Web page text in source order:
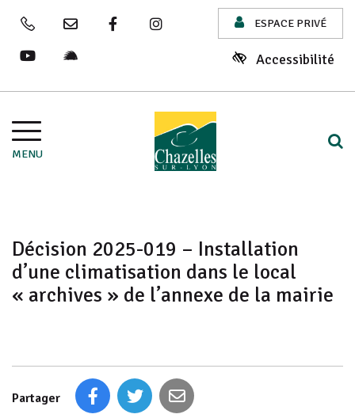
04 77 54 20 20Nous contacter
Lien vers le compte Facebook
Lien vers le compte Instagram
Lien vers la chaîne Youtube
Lien vers le site illiwap
ESPACE PRIVÉ
Accessibilité
Aller à la navigation
MENU
Décision 2025-019 – Installation
d’une climatisation dans le local
« archives » de l’annexe de la mairie
Partager
Fenêtre
de
chat